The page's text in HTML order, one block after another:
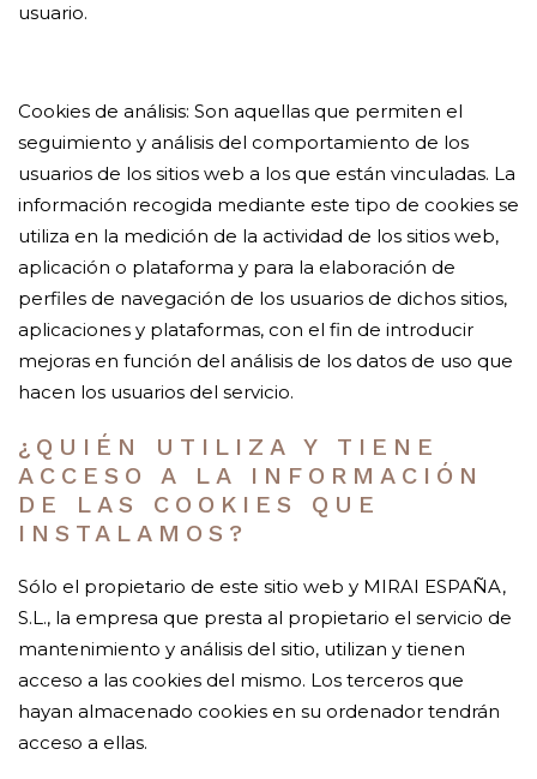
usuario.
Cookies de análisis: Son aquellas que permiten el
seguimiento y análisis del comportamiento de los
usuarios de los sitios web a los que están vinculadas. La
información recogida mediante este tipo de cookies se
utiliza en la medición de la actividad de los sitios web,
aplicación o plataforma y para la elaboración de
perfiles de navegación de los usuarios de dichos sitios,
aplicaciones y plataformas, con el fin de introducir
mejoras en función del análisis de los datos de uso que
hacen los usuarios del servicio.
¿QUIÉN UTILIZA Y TIENE
ACCESO A LA INFORMACIÓN
DE LAS COOKIES QUE
INSTALAMOS?
Sólo el propietario de este sitio web y MIRAI ESPAÑA,
S.L., la empresa que presta al propietario el servicio de
mantenimiento y análisis del sitio, utilizan y tienen
acceso a las cookies del mismo. Los terceros que
hayan almacenado cookies en su ordenador tendrán
acceso a ellas.